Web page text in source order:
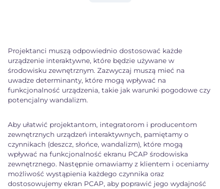
Projektanci muszą odpowiednio dostosować każde
urządzenie interaktywne, które będzie używane w
środowisku zewnętrznym. Zazwyczaj muszą mieć na
uwadze determinanty, które mogą wpływać na
funkcjonalność urządzenia, takie jak warunki pogodowe czy
potencjalny wandalizm.
Aby ułatwić projektantom, integratorom i producentom
zewnętrznych urządzeń interaktywnych, pamiętamy o
czynnikach (deszcz, słońce, wandalizm), które mogą
wpływać na funkcjonalność ekranu PCAP środowiska
zewnętrznego. Następnie omawiamy z klientem i oceniamy
możliwość wystąpienia każdego czynnika oraz
dostosowujemy ekran PCAP, aby poprawić jego wydajność